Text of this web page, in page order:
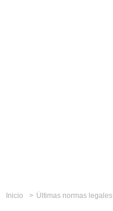
Inicio Últimas normas legales